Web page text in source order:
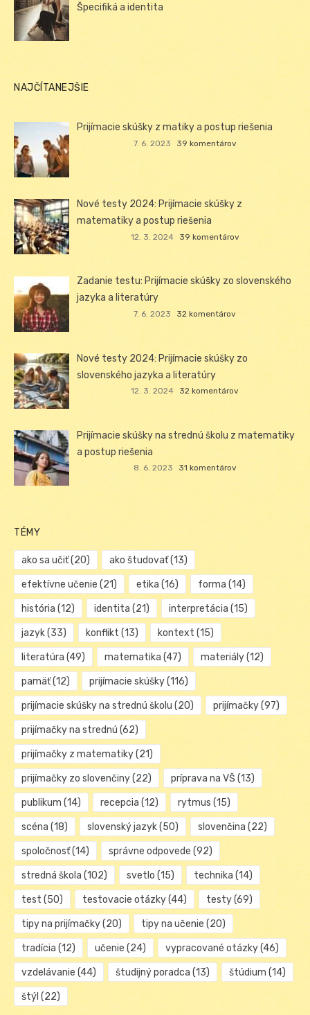
Špecifiká a identita
NAJČÍTANEJŠIE
Prijímacie skúšky z matiky a postup riešenia
7. 6. 2023 39 komentárov
Nové testy 2024: Prijímacie skúšky z
matematiky a postup riešenia
12. 3. 2024 39 komentárov
Zadanie testu: Prijímacie skúšky zo slovenského
jazyka a literatúry
7. 6. 2023 32 komentárov
Nové testy 2024: Prijímacie skúšky zo
slovenského jazyka a literatúry
12. 3. 2024 32 komentárov
Prijímacie skúšky na strednú školu z matematiky
a postup riešenia
8. 6. 2023 31 komentárov
TÉMY
ako sa učiť(20) ako študovať(13)
efektívne učenie (21) etika (16) forma (14)
história (12) identita (21) interpretácia (15)
jazyk(33) konflikt (13) kontext (15)
literatúra (49) matematika (47) materiály(12)
pamäť(12) prijímacie skúšky(116)
prijímacie skúšky na strednú školu (20) prijímačky(97)
prijímačky na strednú (62)
prijímačky z matematiky(21)
prijímačky zo slovenčiny(22) príprava na VŠ (13)
publikum (14) recepcia (12) rytmus (15)
scéna (18) slovenský jazyk(50) slovenčina (22)
spoločnosť(14) správne odpovede (92)
stredná škola (102) svetlo (15) technika (14)
test (50) testovacie otázky(44) testy(69)
tipy na prijímačky(20) tipy na učenie (20)
tradícia (12) učenie (24) vypracované otázky(46)
vzdelávanie (44) študijný poradca (13) štúdium (14)
štýl (22)